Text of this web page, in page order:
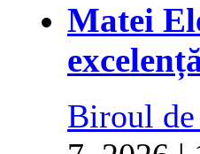
Matei
Biroul